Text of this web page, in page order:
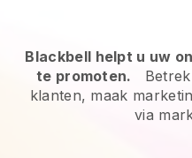
Blackbell helpt u uw
te promoten.
klanten, maak
via